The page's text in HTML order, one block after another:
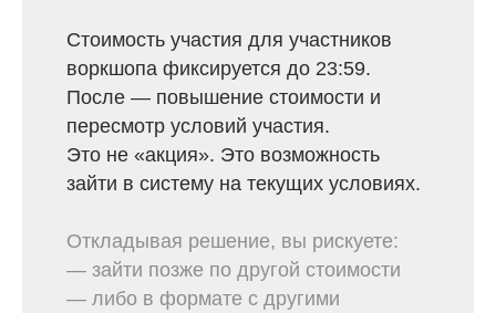
Стоимость участия для участников
воркшопа фиксируется до 23:59.
После — повышение стоимости и
пересмотр условий участия.
Это не «акция». Это возможность
зайти в систему на текущих условиях.
Откладывая решение, вы рискуете:
— зайти позже по другой стоимости
— либо в формате с другими